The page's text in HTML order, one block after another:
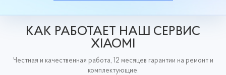
КАК РАБОТАЕТ НАШ СЕРВИС
XIAOMI
Честная и качественная работа, 12 месяцев гарантии на ремонт и
комплектующие.